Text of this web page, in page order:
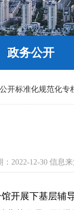
政务公开
开标准化规范化专
：2022-12-30 信息
开展下基层辅